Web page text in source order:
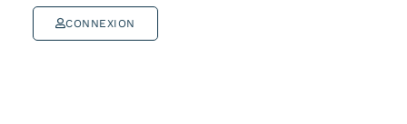
CONNEXION